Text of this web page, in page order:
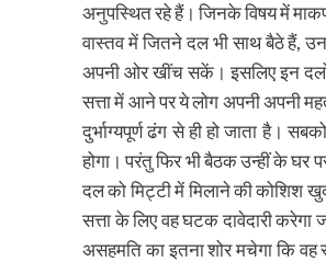
अनुपस्थित रहे हैं। जिनके विषय में
वास्तव में जितने दल भी साथ बैठे हैं,
अपनी ओर खींच सकें। इसलिए इन दलों
सत्ता में आने पर ये लोग अपनी अपनी
दुर्भाग्यपूर्ण ढंग से ही हो जाता है।
होगा। परंतु फिर भी बैठक उन्हीं के
दल को मिट्टी में मिलाने की कोशिश
सत्ता के लिए वह घटक दावेदारी
असहमति का इतना शोर मचेगा कि वह